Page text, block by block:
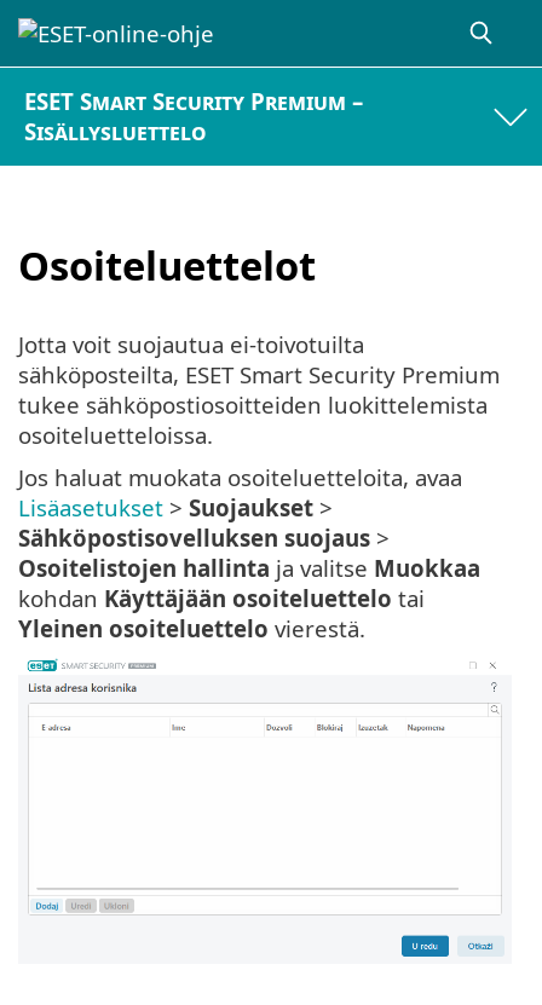
ESET Smart Security Premium –
Sisällysluettelo
Osoiteluettelot
Jotta voit suojautua ei-toivotuilta
sähköposteilta, ESET Smart Security Premium
tukee sähköpostiosoitteiden luokittelemista
osoiteluetteloissa.
Jos haluat muokata osoiteluetteloita, avaa
Lisäasetukset > Suojaukset >
Sähköpostisovelluksen suojaus >
Osoitelistojen hallinta ja valitse Muokkaa
kohdan Käyttäjään osoiteluettelo tai
Yleinen osoiteluettelo vierestä.